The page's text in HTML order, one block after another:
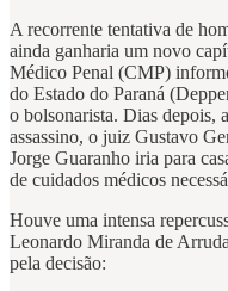
A recorrente tentativa de
ainda ganharia um novo
Médico Penal (CMP)
do Estado do Paraná
o bolsonarista. Dias depois,
assassino, o juiz Gustavo
Jorge Guaranho iria para
de cuidados médicos
Houve uma intensa
Leonardo Miranda de
pela decisão: